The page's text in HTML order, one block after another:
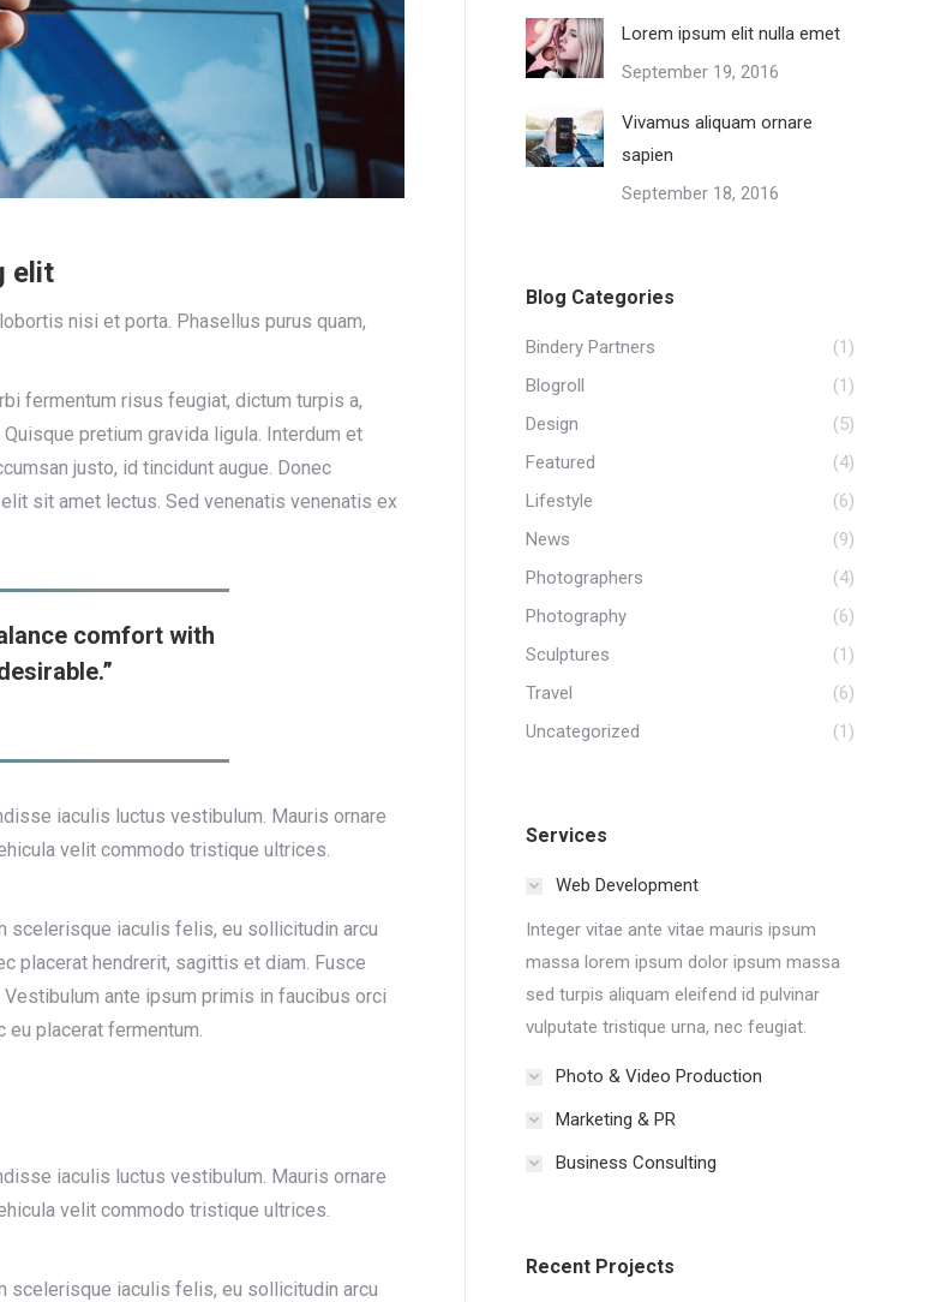
elit
nisi et porta. Phasellus purus quam,
fermentum risus feugiat, dictum turpis a,
pretium gravida ligula. Interdum et
justo, id tincidunt augue. Donec
sit amet lectus. Sed venenatis venenatis ex
comfort with
iaculis luctus vestibulum. Mauris ornare
velit commodo tristique ultrices.
scelerisque iaculis felis, eu sollicitudin arcu
placerat hendrerit, sagittis et diam. Fusce
ante ipsum primis in faucibus orci
placerat fermentum.
iaculis luctus vestibulum. Mauris ornare
velit commodo tristique ultrices.
scelerisque iaculis felis, eu sollicitudin arcu
Lorem ipsum elit nulla emet
September 19, 2016
Vivamus aliquam ornare
sapien
September 18, 2016
Blog Categories
Bindery Partners
(1)
Blogroll
(1)
Design
(5)
Featured
(4)
Lifestyle
(6)
News
(9)
Photographers
(4)
Photography
(6)
Sculptures
(1)
Travel
(6)
Uncategorized
(1)
Services
Web Development
Integer vitae ante vitae mauris ipsum
massa lorem ipsum dolor ipsum massa
sed turpis aliquam eleifend id pulvinar
vulputate tristique urna, nec feugiat.
Photo & Video Production
Marketing & PR
Business Consulting
Recent Projects